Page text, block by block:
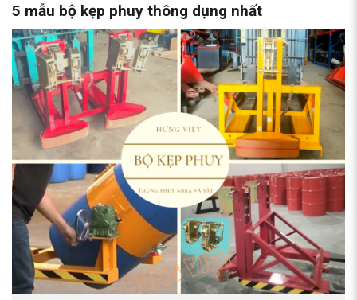
5 mẫu bộ kẹp phuy thông dụng nhất